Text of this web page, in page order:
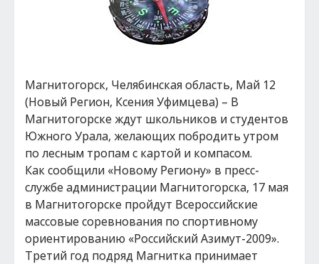
Магнитогорск, Челябинская область, Май 12
(Новый Регион, Ксения Уфимцева) – В
Магнитогорске ждут школьников и студентов
Южного Урала, желающих побродить утром
по лесным тропам с картой и компасом.
Как сообщили «Новому Региону» в пресс-
службе администрации Магнитогорска, 17 мая
в Магнитогорске пройдут Всероссийские
массовые соревнования по спортивному
ориентированию «Российский Азимут-2009».
Третий год подряд Магнитка принимает